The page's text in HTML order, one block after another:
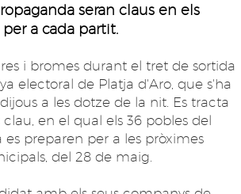
seran claus en els
a cada partit.
i bromes durant el tret de sortida
electoral de Platja d'Aro, que s'ha
a les dotze de la nit. Es tracta
en el qual els 36 pobles del
es preparen per a les pròximes
del 28 de maig.